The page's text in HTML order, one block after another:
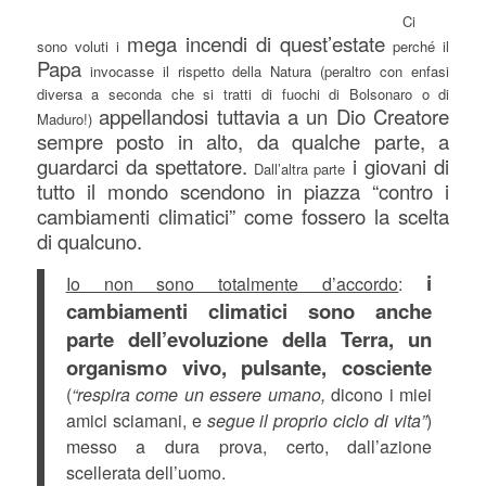
Ci
sono voluti i mega incendi di quest’estate perché il
Papainvocasse il rispetto della Natura (peraltro con enfasi
diversa a seconda che si tratti di fuochi di Bolsonaro o di
Maduro!)appellandosi tuttavia a un Dio Creatore
sempre posto in alto, da qualche parte, a
guardarci da spettatore. Dall’altra parte i giovani di
tutto il mondo scendono in piazza “contro i
cambiamenti climatici” come fossero la scelta
di qualcuno.
Io non sono totalmente d’accordo: i
cambiamenti climatici sono anche
parte dell’evoluzione della Terra, un
organismo vivo, pulsante, cosciente
(“respira come un essere umano, dicono i miei
amici sciamani, e segue il proprio ciclo di vita”)
messo a dura prova, certo, dall’azione
scellerata dell’uomo.